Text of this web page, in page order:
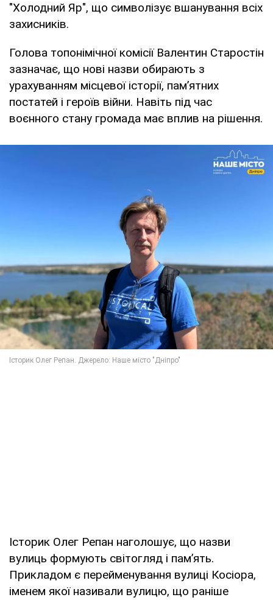
"Холодний Яр", що символізує вшанування всіх
захисників.
Голова топонімічної комісії Валентин Старостін
зазначає, що нові назви обирають з
урахуванням місцевої історії, пам’ятних
постатей і героїв війни. Навіть під час
воєнного стану громада має вплив на рішення.
Історик Олег Репан наголошує, що назви
вулиць формують світогляд і пам’ять.
Прикладом є перейменування вулиці Косіора,
іменем якої називали вулицю, що раніше